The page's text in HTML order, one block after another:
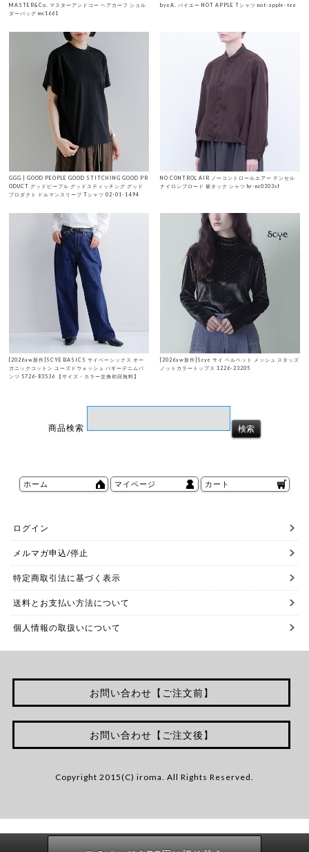
MASTER&Co. マスターアンドコー ヘアカーフ ショル
ダーバッグ mc1661
byeA. バイエー NOT APPLE Tシャツ not-apple-tee
GGG | GOOD PEOPLE GOOD STITCHING GOOD PR
ODUCT グッドピープル グッドスティッチング グッド
プロダクト ドルマンスリーブ Tシャツ 02-01-1494
NO CONTROL AIR ノーコントロールエアー テンセル
ナイロンブロード 裾タック シャツ hr-nc0303sf
[2026aw新作]SCYE BASICS サイベーシックス オー
ガニックコットン ユーズドウォッシュ バギーデニムパ
ンツ 5726-83536 【サイズ・カラー交換初回無料】
[2026aw新作]Scye サイ ベルベット メッシュ スタッズ
ノットカラートップス 1226-23205
商品検索
ホーム マイページ カート
ログイン
メルマガ申込/停止
特定商取引法に基づく表示
送料とお支払い方法について
個人情報の取扱いについて
お問い合わせ【ご注文前】
お問い合わせ【ご注文後】
Copyright 2015(C) iroma. All Rights Reserved.